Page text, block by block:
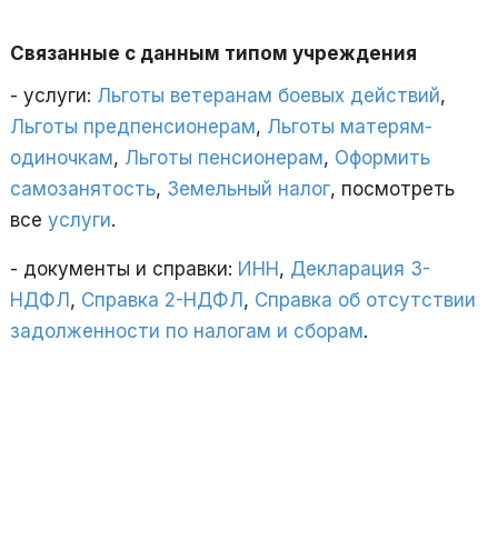
Связанные с данным типом учреждения
- услуги: Льготы ветеранам боевых действий,
Льготы предпенсионерам, Льготы матерям-
одиночкам, Льготы пенсионерам, Оформить
самозанятость, Земельный налог, посмотреть
все услуги.
- документы и справки: ИНН , Декларация 3-
НДФЛ , Справка 2-НДФЛ , Справка об отсутствии
задолженности по налогам и сборам.